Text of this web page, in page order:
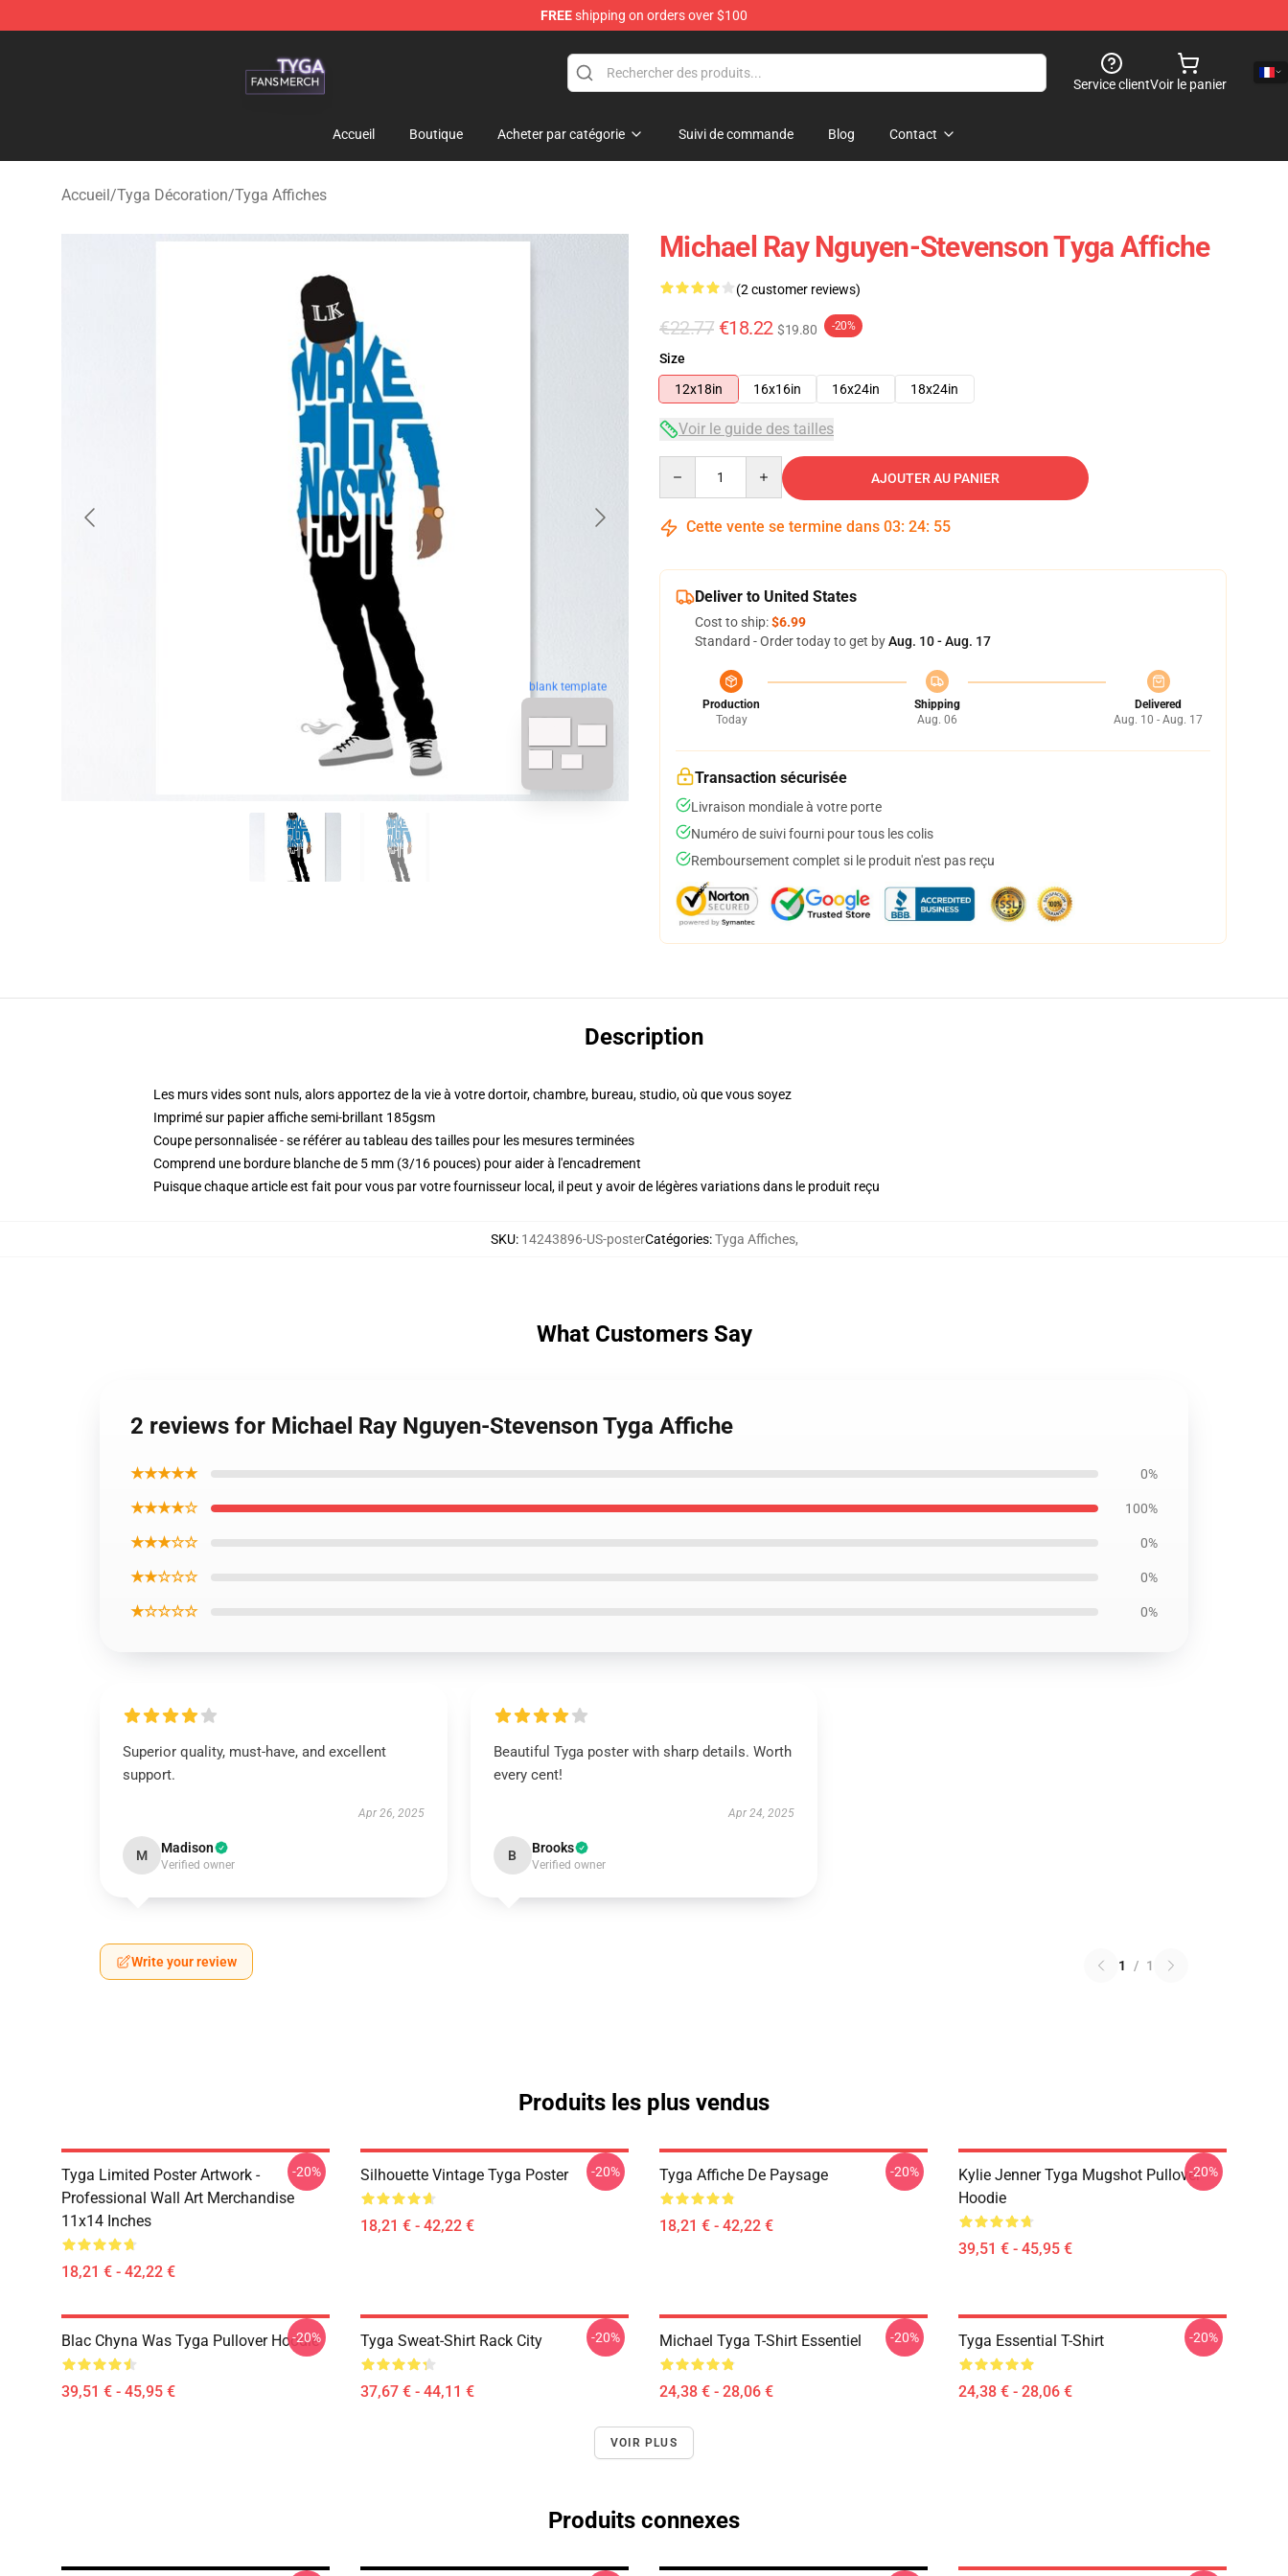
FREEshipping on orders over $100
Service clientVoir le panier
Accueil Boutique Acheter par catégorie Suivi de commande Blog Contact
Accueil/Tyga Décoration/Tyga Affiches
blank template
Michael Ray Nguyen-Stevenson Tyga Affiche
(2 customer reviews)
€22.77 €18.22 $19.80 -20%
Size
12x18in
16x16in 16x24in 18x24in
Voir le guide des tailles
AJOUTER AU PANIER
Cette vente se termine dans 03: 24: 54
Deliver to United States
Cost to ship:$6.99
Standard - Order today to get byAug. 10 - Aug. 17
Production
Today
Shipping
Aug. 06
Delivered
Aug. 10 - Aug. 17
Transaction sécurisée
Livraison mondiale à votre porte
Numéro de suivi fourni pour tous les colis
Remboursement complet si le produit n'est pas reçu
Description
Les murs vides sont nuls, alors apportez de la vie à votre dortoir, chambre, bureau, studio, où que vous soyez
Imprimé sur papier affiche semi-brillant 185gsm
Coupe personnalisée - se référer au tableau des tailles pour les mesures terminées
Comprend une bordure blanche de 5 mm (3/16 pouces) pour aider à l'encadrement
Puisque chaque article est fait pour vous par votre fournisseur local, il peut y avoir de légères variations dans le produit reçu
SKU: 14243896-US-posterCatégories:Tyga Affiches,
What Customers Say
2 reviews for Michael Ray Nguyen-Stevenson Tyga Affiche
★★★★★ 0%
★★★★☆ 100%
★★★☆☆ 0%
★★☆☆☆ 0%
★☆☆☆☆ 0%
Superior quality, must-have, and excellent
support.
Apr 26, 2025
M Madison
Verified owner
Beautiful Tyga poster with sharp details. Worth
every cent!
Apr 24, 2025
B Brooks
Verified owner
Write your review 1 / 1
Produits les plus vendus
Tyga Limited Poster Artwork -
Professional Wall Art Merchandise
11x14 Inches
18,21 € - 42,22 €
-20% Silhouette Vintage Tyga Poster
18,21 € - 42,22 €
-20% Tyga Affiche De Paysage
18,21 € - 42,22 €
-20%
Kylie Jenner Tyga Mugshot Pullover
Hoodie
39,51 € - 45,95 €
-20%
Blac Chyna Was Tyga Pullover Hoodie
39,51 € - 45,95 €
-20% Tyga Sweat-Shirt Rack City
37,67 € - 44,11 €
-20% Michael Tyga T-Shirt Essentiel
24,38 € - 28,06 €
-20% Tyga Essential T-Shirt
24,38 € - 28,06 €
-20%
VOIR PLUS
Produits connexes